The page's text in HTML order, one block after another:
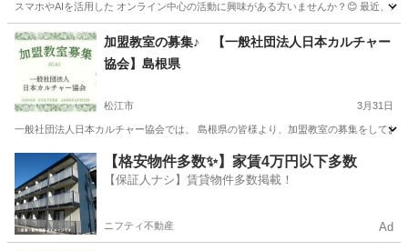
スマホやAIを活用した オンライン中心の活動に興味がある方いませんか？😊 最近、
島根 出雲市 その他 オンライン
加盟教室の募集♪ 【一般社団法人日本カルチャー
協会】島根県
松江市 3月31日
一般社団法人日本カルチャー協会では、 島根県の皆様より、加盟教室の募集をして
松江市 その他 島根 出雲市 その他
【格安物件多数✨】家賃4万円以下多数
【保証人ナシ】賃貸物件多数掲載！
ニフティ不動産 Ad